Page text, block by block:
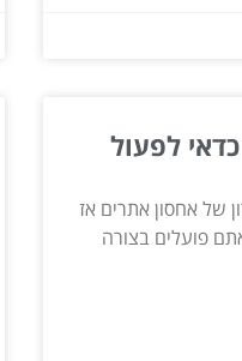
לפעול
של אחסון אתרים אז
פועלים בצורה